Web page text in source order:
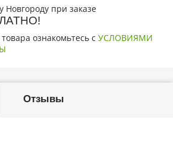
при заказе
ознакомьтесь с УСЛОВИЯМИ
Отзывы